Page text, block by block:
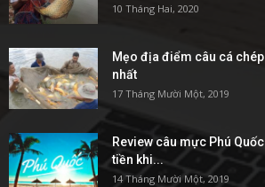
10 Tháng Hai, 2020
Mẹo địa điểm câu cá
nhất
17 Tháng Mười Một, 2019
Review câu mực Phú
tiền khi...
14 Tháng Mười Một, 2019